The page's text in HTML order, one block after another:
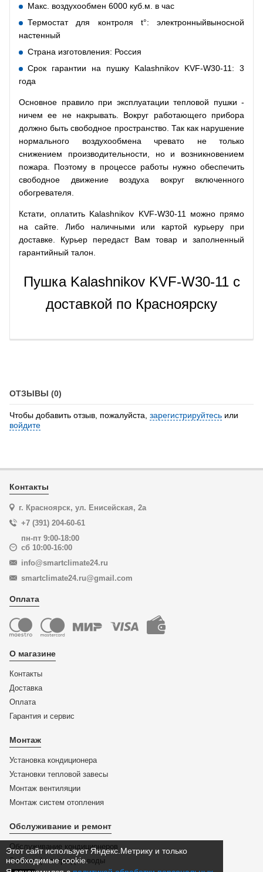
Этот сайт использует Яндекс.Метрику и только
необходимые cookie.
Макс. воздухообмен 6000 куб.м. в час
Термостат для контроля t°: электронныйвыносной
настенный
Страна изготовления: Россия
Срок гарантии на пушку Kalashnikov KVF-W30-11: 3
года
Основное правило при эксплуатации тепловой пушки -
ничем ее не накрывать. Вокруг работающего прибора
должно быть свободное пространство. Так как нарушение
нормального воздухообмена чревато не только
снижением производительности, но и возникновением
пожара. Поэтому в процессе работы нужно обеспечить
свободное движение воздуха вокруг включенного
обогревателя.
Кстати, оплатить Kalashnikov KVF-W30-11 можно прямо
на сайте. Либо наличными или картой курьеру при
доставке. Курьер передаст Вам товар и заполненный
гарантийный талон.
Пушка Kalashnikov KVF-W30-11 с
доставкой по Красноярску
ОТЗЫВЫ (0)
Чтобы добавить отзыв, пожалуйста, зарегистрируйтесь или
войдите
Контакты
г. Красноярск, ул. Енисейская, 2а
+7 (391) 204-60-61
пн-пт 9:00-18:00
сб 10:00-16:00
info@smartclimate24.ru
smartclimate24.ru@gmail.com
Оплата
О магазине
Контакты
Доставка
Оплата
Гарантия и сервис
Монтаж
Установка кондиционера
Установки тепловой завесы
Монтаж вентиляции
Монтаж систем отопления
Обслуживание и ремонт
Обслуживание кондиционеров
Замена фильтра для воды